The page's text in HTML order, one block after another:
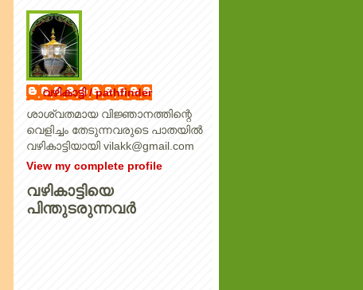
വഴികാട്ടി / pathfinder
ശാശ്വതമായ വിജ്ഞാനത്തിന്റെ
വെളിച്ചം തേടുന്നവരുടെ പാതയില്‍
വഴികാട്ടിയായി vilakk@gmail.com
View my complete profile
വഴികാട്ടിയെ
പിന്തുടരുന്നവര്‍